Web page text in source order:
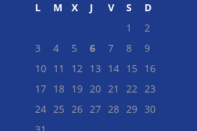
L M X J V S
D
1
2
3
4 5 6 7 8
9
10 11 12 13 14 15
16
17 18 19 20 21 22 23
24 25 26 27 28 29 30